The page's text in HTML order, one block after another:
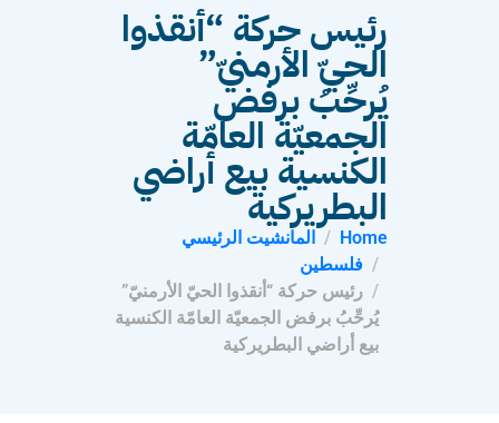
رئيس حركة “أنقذوا
الحيّ الأرمنيّ”
يُرحِّبُ برفض
الجمعيّة العامّة
الكنسية بيع أراضي
البطريركية
Home
المانشيت الرئيسي
فلسطين
رئيس حركة “أنقذوا الحيّ الأرمنيّ”
يُرحِّبُ برفض الجمعيّة العامّة الكنسية
بيع أراضي البطريركية